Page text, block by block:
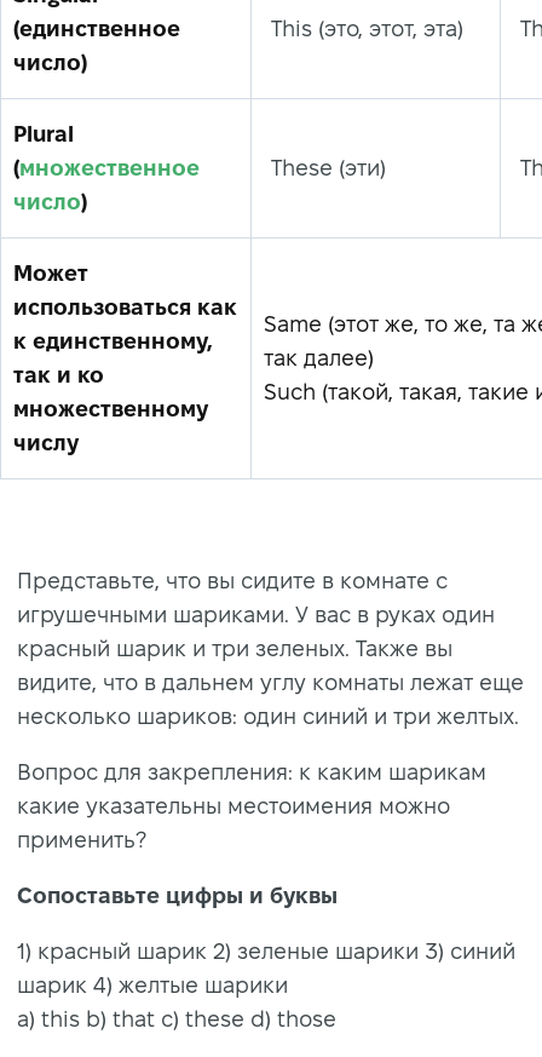
(единственное
число)
This (это, этот, эта)
Plural
(множественное
число)
These (эти)
Может
использоваться как
к единственному,
так и ко
множественному
числу
Same (этот же, то же, та
так далее)
Such (такой, такая, такие
Представьте, что вы сидите в комнате с
игрушечными шариками. У вас в руках один
красный шарик и три зеленых. Также вы
видите, что в дальнем углу комнаты лежат еще
несколько шариков: один синий и три желтых.
Вопрос для закрепления: к каким шарикам
какие указательны местоимения можно
применить?
Сопоставьте цифры и буквы
1) красный шарик 2) зеленые шарики 3) синий
шарик 4) желтые шарики
а) this b) that c) these d) those